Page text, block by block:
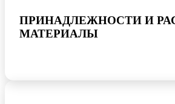
ПРИНАДЛЕЖНОСТИ И
МАТЕРИАЛЫ